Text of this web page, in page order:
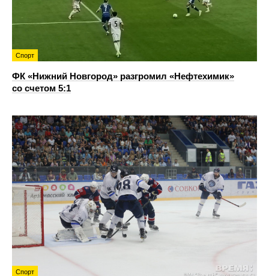
Спорт
ФК «Нижний Новгород» разгромил «Нефтехимик»
со счетом 5:1
Спорт